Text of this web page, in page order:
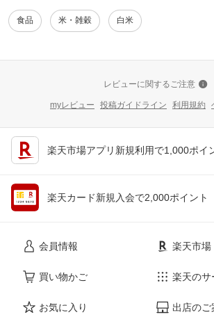
食品 米・雑穀 白米
レビューに関するご注意
myレビュー 投稿ガイドライン 利用規約
楽天市場アプリ新規利用で1,000ポイ
楽天カード新規入会で2,000ポイント
会員情報
買い物かご
お気に入り
楽天市場
楽天のサ
出店のご